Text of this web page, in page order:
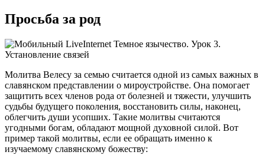
Просьба за род
Молитва Велесу за семью считается одной из самых важных в
славянском представлении о мироустройстве. Она помогает
защитить всех членов рода от болезней и тяжести, улучшить
судьбы будущего поколения, восстановить силы, наконец,
облегчить души усопших. Такие молитвы считаются
угодными богам, обладают мощной духовной силой. Вот
пример такой молитвы, если ее обращать именно к
изучаемому славянскому божеству: